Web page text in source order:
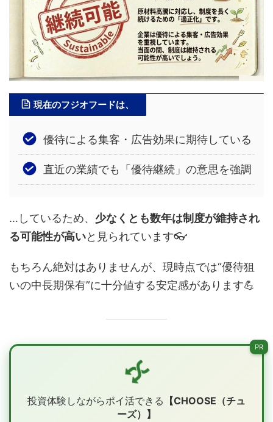
現在のフジオフードは、
優待による集客・広告効果に期待している
直近の業績でも「優待継続」の意思を強調
…しているため、 少なくとも数年は制度が維持され
る可能性が高いと見られています👓
もちろん絶対はありませんが、現時点では“優待狙
いの中長期保有”に十分値する安定感があります💪
PR
投資体験しながらポイ活できる 【CHOOSE（チュ
ーズ）】